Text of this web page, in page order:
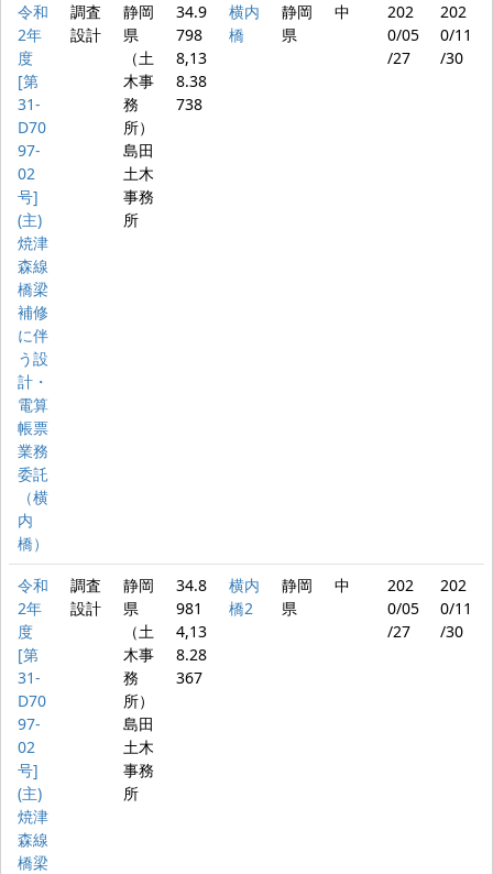
令和
2年
度
[第
31-
D70
97-
02
号]
(主)
焼津
森線
橋梁
補修
に伴
う設
計・
電算
帳票
業務
委託
（横
内
橋）
調査
設計
静岡
県
（土
木事
務
所）
島田
土木
事務
所
34.9
798
8,13
8.38
738
横内
橋
静岡
県
中
202
0/05
/27
202
0/11
/30
令和
2年
度
[第
31-
D70
97-
02
号]
(主)
焼津
森線
橋梁
調査
設計
静岡
県
（土
木事
務
所）
島田
土木
事務
所
34.8
981
4,13
8.28
367
横内
橋2
静岡
県
中
202
0/05
/27
202
0/11
/30